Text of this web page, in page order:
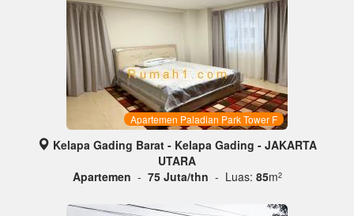
Apartemen Paladian Park Tower F
Kelapa Gading Barat - Kelapa Gading - JAKARTA
UTARA
Apartemen - 75 Juta/thn - Luas: 85m2